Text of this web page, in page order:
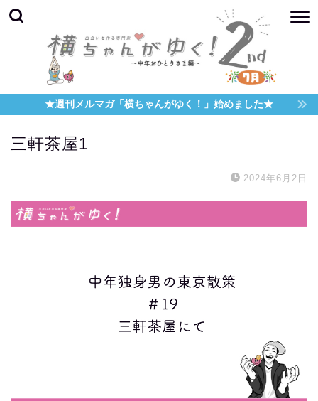
★週刊メルマガ「横ちゃんがゆく！」始めました★
三軒茶屋1
2024年6月2日